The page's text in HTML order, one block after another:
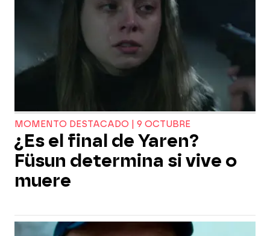
MOMENTO DESTACADO | 9 OCTUBRE
¿Es el final de Yaren?
Füsun determina si vive o
muere